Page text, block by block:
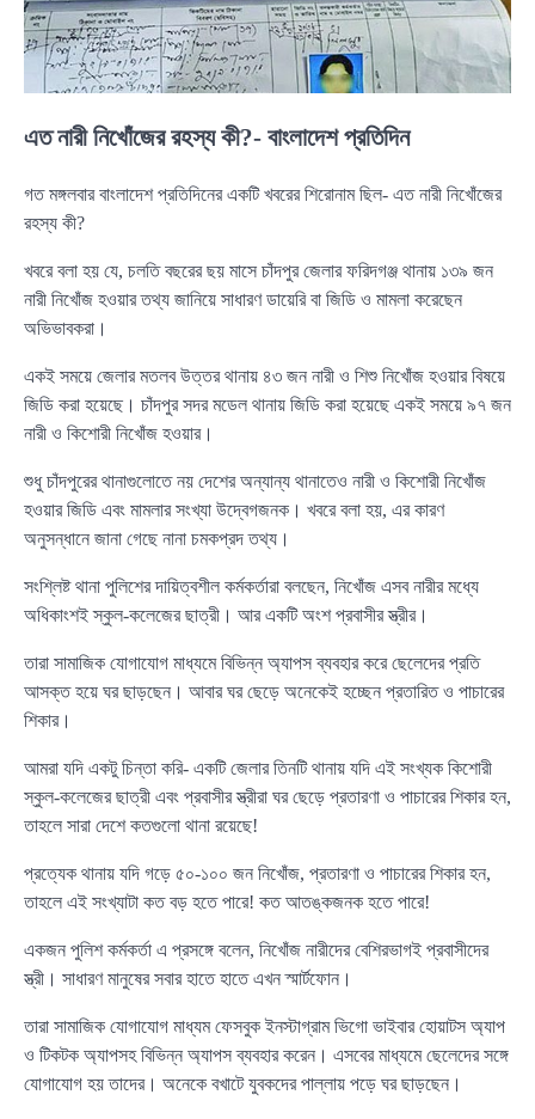
এত নারী নিখোঁজের রহস্য কী?- বাংলাদেশ প্রতিদিন
গত মঙ্গলবার বাংলাদেশ প্রতিদিনের একটি খবরের শিরোনাম ছিল- এত নারী নিখোঁজের
রহস্য কী?
খবরে বলা হয় যে, চলতি বছরের ছয় মাসে চাঁদপুর জেলার ফরিদগঞ্জ থানায় ১৩৯ জন
নারী নিখোঁজ হওয়ার তথ্য জানিয়ে সাধারণ ডায়েরি বা জিডি ও মামলা করেছেন
অভিভাবকরা।
একই সময়ে জেলার মতলব উত্তর থানায় ৪৩ জন নারী ও শিশু নিখোঁজ হওয়ার বিষয়ে
জিডি করা হয়েছে। চাঁদপুর সদর মডেল থানায় জিডি করা হয়েছে একই সময়ে ৯৭ জন
নারী ও কিশোরী নিখোঁজ হওয়ার।
শুধু চাঁদপুরের থানাগুলোতে নয় দেশের অন্যান্য থানাতেও নারী ও কিশোরী নিখোঁজ
হওয়ার জিডি এবং মামলার সংখ্যা উদ্বেগজনক। খবরে বলা হয়, এর কারণ
অনুসন্ধানে জানা গেছে নানা চমকপ্রদ তথ্য।
সংশ্লিষ্ট থানা পুলিশের দায়িত্বশীল কর্মকর্তারা বলছেন, নিখোঁজ এসব নারীর মধ্যে
অধিকাংশই স্কুল-কলেজের ছাত্রী। আর একটি অংশ প্রবাসীর স্ত্রীর।
তারা সামাজিক যোগাযোগ মাধ্যমে বিভিন্ন অ্যাপস ব্যবহার করে ছেলেদের প্রতি
আসক্ত হয়ে ঘর ছাড়ছেন। আবার ঘর ছেড়ে অনেকেই হচ্ছেন প্রতারিত ও পাচারের
শিকার।
আমরা যদি একটু চিন্তা করি- একটি জেলার তিনটি থানায় যদি এই সংখ্যক কিশোরী
স্কুল-কলেজের ছাত্রী এবং প্রবাসীর স্ত্রীরা ঘর ছেড়ে প্রতারণা ও পাচারের শিকার হন,
তাহলে সারা দেশে কতগুলো থানা রয়েছে!
প্রত্যেক থানায় যদি গড়ে ৫০-১০০ জন নিখোঁজ, প্রতারণা ও পাচারের শিকার হন,
তাহলে এই সংখ্যাটা কত বড় হতে পারে! কত আতঙ্কজনক হতে পারে!
একজন পুলিশ কর্মকর্তা এ প্রসঙ্গে বলেন, নিখোঁজ নারীদের বেশিরভাগই প্রবাসীদের
স্ত্রী। সাধারণ মানুষের সবার হাতে হাতে এখন স্মার্টফোন।
তারা সামাজিক যোগাযোগ মাধ্যম ফেসবুক ইনস্টাগ্রাম ভিগো ভাইবার হোয়াটস অ্যাপ
ও টিকটক অ্যাপসহ বিভিন্ন অ্যাপস ব্যবহার করেন। এসবের মাধ্যমে ছেলেদের সঙ্গে
যোগাযোগ হয় তাদের। অনেকে বখাটে যুবকদের পাল্লায় পড়ে ঘর ছাড়ছেন।